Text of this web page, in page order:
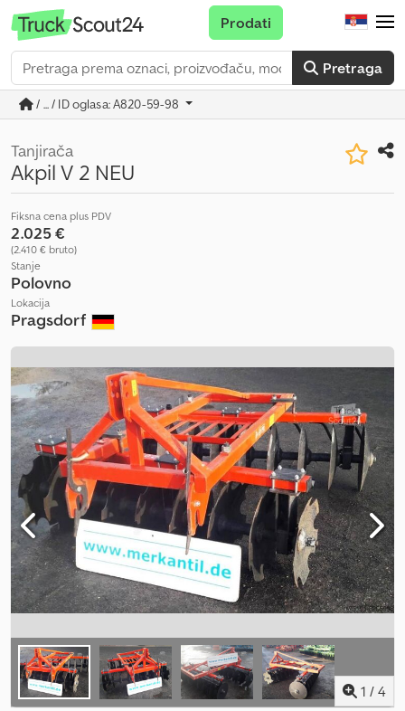
Pretraga
Prodati
/ ... / ID oglasa: A820-59-98
Tanjirača
Akpil V 2 NEU
Fiksna cena plus PDV
2.025 €
(2.410 € bruto)
Stanje
Polovno
Lokacija
Pragsdorf
1 / 4